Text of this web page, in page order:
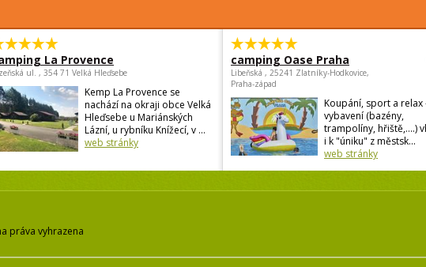
La Provence
ul. , 354 71 Velká Hleďsebe
Kemp La Provence se
nachází na okraji obce Velká
Hleďsebe u Mariánských
Lázní, u rybníku Knížecí, v ...
web stránky
camping Oase Praha
Libeňská , 25241 Zlatníky-Hodkovice,
Praha-západ
Koupání, sport a relax
vybavení (bazény,
trampolíny, hřiště,....)
i k "úniku" z městsk...
web stránky
práva vyhrazena